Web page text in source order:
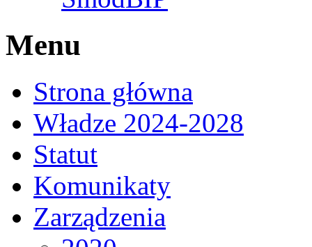
Menu
Strona główna
Władze 2024-2028
Statut
Komunikaty
Zarządzenia